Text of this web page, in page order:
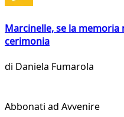
Marcinelle, se la
cerimonia
di Daniela Fumarola
Abbonati ad Avvenire